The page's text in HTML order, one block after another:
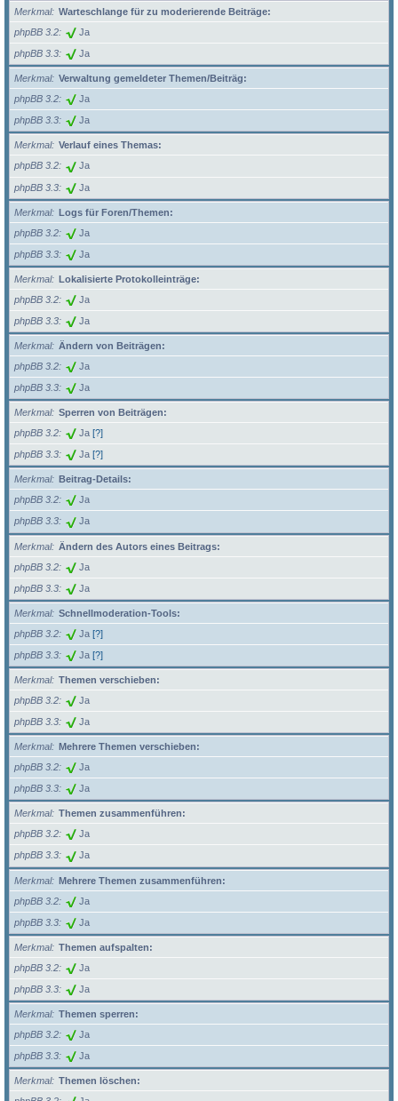
Merkmal
Warteschlange für zu moderierende Beiträge:
phpBB 3.2
Ja
phpBB 3.3 Ja
Merkmal
Verwaltung gemeldeter Themen/Beiträg:
phpBB 3.2
Ja
phpBB 3.3 Ja
Merkmal
Verlauf eines Themas:
phpBB 3.2
Ja
phpBB 3.3 Ja
Merkmal
Logs für Foren/Themen:
phpBB 3.2
Ja
phpBB 3.3 Ja
Merkmal
Lokalisierte Protokolleinträge:
phpBB 3.2
Ja
phpBB 3.3 Ja
Merkmal
Ändern von Beiträgen:
phpBB 3.2
Ja
phpBB 3.3 Ja
Merkmal
Sperren von Beiträgen:
phpBB 3.2
Ja [?]
phpBB 3.3 Ja [?]
Merkmal
Beitrag-Details:
phpBB 3.2
Ja
phpBB 3.3 Ja
Merkmal
Ändern des Autors eines Beitrags:
phpBB 3.2
Ja
phpBB 3.3 Ja
Merkmal
Schnellmoderation-Tools:
phpBB 3.2
Ja [?]
phpBB 3.3 Ja [?]
Merkmal
Themen verschieben:
phpBB 3.2
Ja
phpBB 3.3 Ja
Merkmal
Mehrere Themen verschieben:
phpBB 3.2
Ja
phpBB 3.3 Ja
Merkmal
Themen zusammenführen:
phpBB 3.2
Ja
phpBB 3.3 Ja
Merkmal
Mehrere Themen zusammenführen:
phpBB 3.2
Ja
phpBB 3.3 Ja
Merkmal
Themen aufspalten:
phpBB 3.2
Ja
phpBB 3.3 Ja
Merkmal
Themen sperren:
phpBB 3.2
Ja
phpBB 3.3 Ja
Merkmal
Themen löschen: